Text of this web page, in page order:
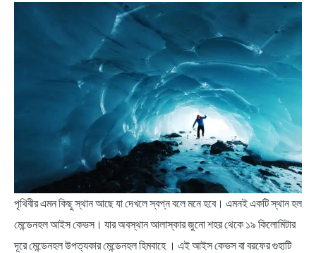
পৃথিবীর এমন কিছু স্থান আছে যা দেখলে স্বপ্ন বলে মনে হবে। এমনই একটি স্থান হল
মেন্ডেনহল আইস কেভস। যার অবস্থান আলাস্কার জুনো শহর থেকে ১৯ কিলোমিটার
দূরে মেন্ডেনহল উপত্যকার মেন্ডেনহল হিমবাহে । এই আইস কেভস বা বরফের গুহাটি